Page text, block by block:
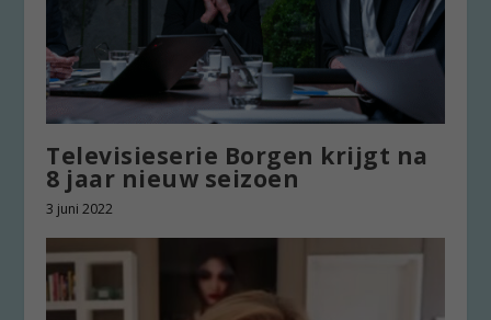
Televisieserie Borgen krijgt na
8 jaar nieuw seizoen
3 juni 2022